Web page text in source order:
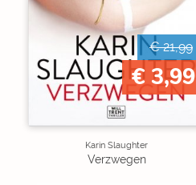
€ 21,99
€ 3,99
Karin Slaughter
Verzwegen